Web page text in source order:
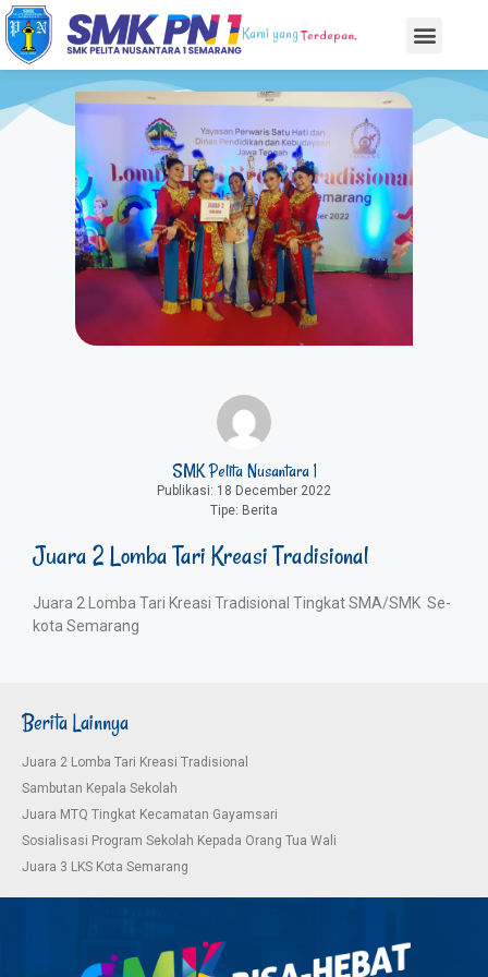
Kami yangTerdepan,
SMK Pelita Nusantara 1
Publikasi: 18 December 2022
Tipe: Berita
Juara 2 Lomba Tari Kreasi Tradisional
Juara 2 Lomba Tari Kreasi Tradisional Tingkat SMA/SMK Se-
kota Semarang
Berita Lainnya
Juara 2 Lomba Tari Kreasi Tradisional
Sambutan Kepala Sekolah
Juara MTQ Tingkat Kecamatan Gayamsari
Sosialisasi Program Sekolah Kepada Orang Tua Wali
Juara 3 LKS Kota Semarang